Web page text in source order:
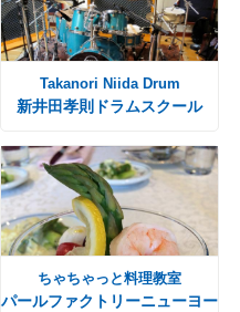
Takanori Niida Drum
新井田孝則ドラムスクール
ちゃちゃっと料理教室
パールファクトリーニューヨー